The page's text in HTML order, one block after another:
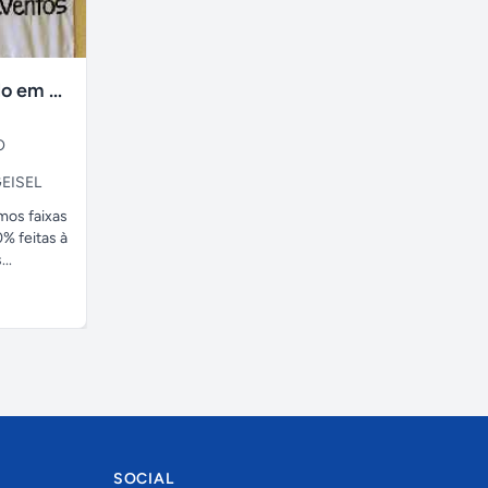
faixas no tecido em ate 24H
faixas
feitas à
SOCIAL